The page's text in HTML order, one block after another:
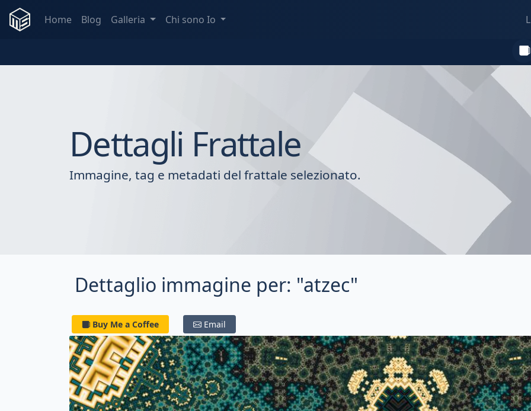
Home Blog Galleria Chi sono Io
Dettagli Frattale
Immagine, tag e metadati del frattale selezionato.
Dettaglio immagine per: "atzec"
Buy Me a Coffee Email